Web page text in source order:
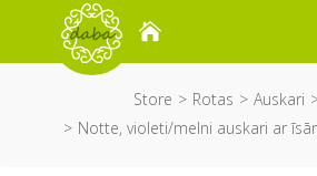
Store Rotas Auskari
Notte, violeti/melni auskari ar